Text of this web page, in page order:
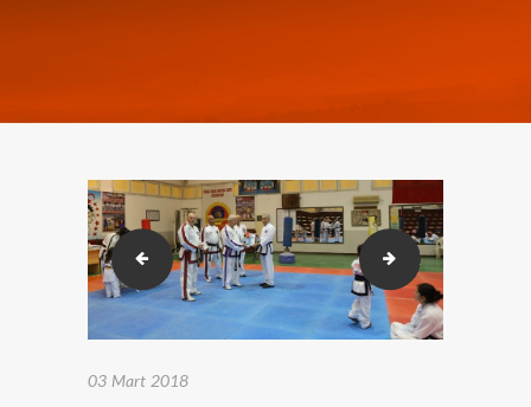
2018-02-23-26 Karakusak sınavı. (5) 2018-02-23-26
03 Mart 2018